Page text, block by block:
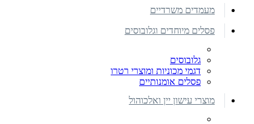
מעמדים משרדיים
פסלים מיוחדים וגלובוסים
גלובוסים
דגמי מכוניות ומוצרי רטרו
פסלים אומנותיים
מוצרי עישון יין ואלכוהול